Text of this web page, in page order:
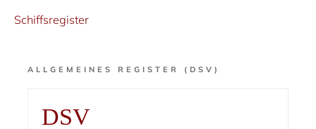
Schiffsregister
ALLGEMEINES REGISTER (DSV)
DSV